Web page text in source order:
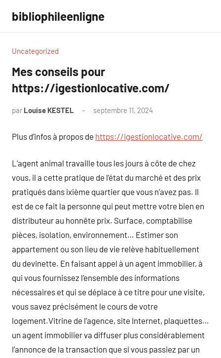
contenu
bibliophileenligne
Uncategorized
Mes conseils pour
https://igestionlocative.com/
par Louise KESTEL septembre 11, 2024
Plus d’infos à propos de https://igestionlocative.com/
L’agent animal travaille tous les jours à côte de chez
vous, il a cette pratique de l’état du marché et des prix
pratiqués dans ixième quartier que vous n’avez pas. Il
est de ce fait la personne qui peut mettre votre bien en
distributeur au honnête prix. Surface, comptabilise
pièces, isolation, environnement… Estimer son
appartement ou son lieu de vie relève habituellement
du devinette. En faisant appel à un agent immobilier, à
qui vous fournissez l’ensemble des informations
nécessaires et qui se déplace à ce titre pour une visite,
vous savez précisément le cours de votre
logement.Vitrine de l’agence, site Internet, plaquettes…
un agent immobilier va diffuser plus considérablement
l’annonce de la transaction que si vous passiez par un